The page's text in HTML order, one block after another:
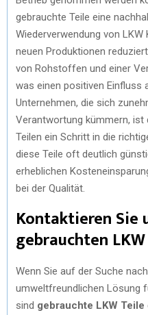
gebrauchte Teile eine
Wiederverwendung von
neuen Produktionen
von Rohstoffen und einer
was einen positiven Einfluss
Unternehmen, die sich
Verantwortung kümmern, ist
Teilen ein Schritt in die
diese Teile oft deutlich
erheblichen
bei der Qualität.
Kontaktieren Sie
gebrauchten
Wenn Sie auf der Suche
umweltfreundlichen Lösung
sind gebrauchte LKW Teile